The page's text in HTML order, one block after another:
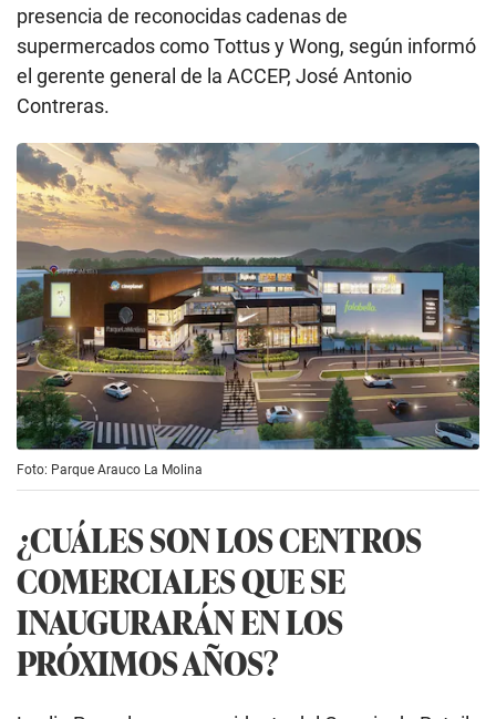
presencia de reconocidas cadenas de
supermercados como Tottus y Wong, según informó
el gerente general de la ACCEP, José Antonio
Contreras.
Foto: Parque Arauco La Molina
¿CUÁLES SON LOS CENTROS
COMERCIALES QUE SE
INAUGURARÁN EN LOS
PRÓXIMOS AÑOS?